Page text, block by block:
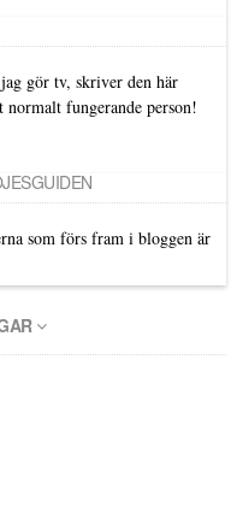
gör tv, skriver den här
fungerande person!
som förs fram i bloggen är